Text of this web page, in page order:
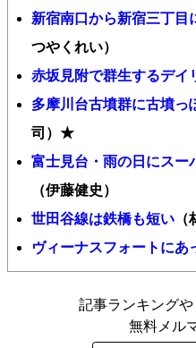
新宿南口から新宿三丁目
つやくれい）
赤坂見附で群生するデイ
多摩川台古墳群に古墳っ
司）★
富士見台・雨の日にスー
（伊藤健史）
世田谷線は鉄橋も短い （
ヴィーナスフォートにあ
記事ランキングや
無料メル